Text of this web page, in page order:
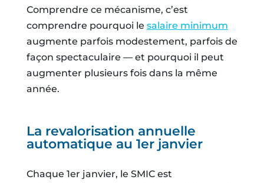
Comprendre ce mécanisme, c’est
comprendre pourquoi le salaire minimum
augmente parfois modestement, parfois de
façon spectaculaire — et pourquoi il peut
augmenter plusieurs fois dans la même
année.
La revalorisation annuelle
automatique au 1er janvier
Chaque 1er janvier, le SMIC est